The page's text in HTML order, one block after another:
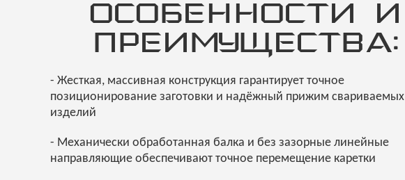
ОСОБЕННОСТИ И
ПРЕИМУЩЕСТВА:
- Жесткая, массивная конструкция гарантирует точное
позиционирование заготовки и надёжный прижим свариваемых
изделий
- Механически обработанная балка и без зазорные линейные
направляющие обеспечивают точное перемещение каретки